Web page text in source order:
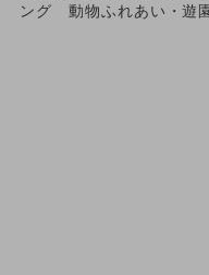
ング 動物ふれあい・遊